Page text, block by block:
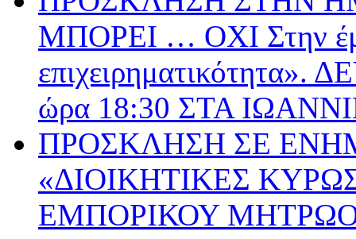
ΜΠΟΡΕΙ … ΟΧΙ Στην
ώρα 18:30 ΣΤΑ
ΠΡΟΣΚΛΗΣΗ ΣΕ
«ΔΙΟΙΚΗΤΙΚΕΣ
ΕΜΠΟΡΙΚΟΥ